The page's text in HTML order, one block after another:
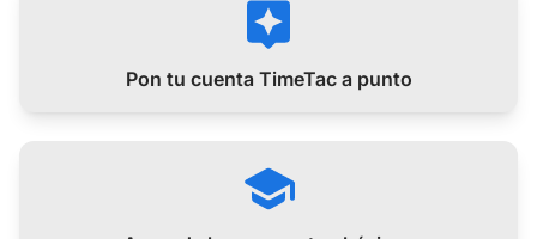
Pon tu cuenta TimeTac a punto